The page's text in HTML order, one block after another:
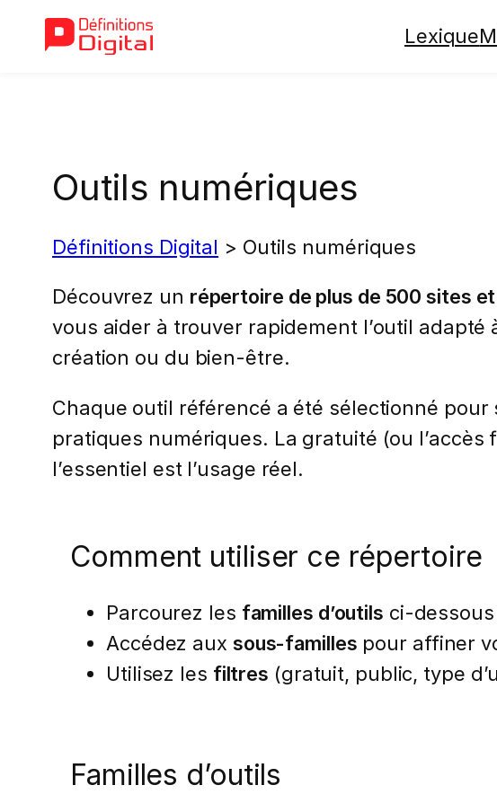
Lexique
Outils numériques
Définitions Digital > Outils numériques
Découvrez un répertoire de plus de 500 sites
vous aider à trouver rapidement l’outil
création ou du bien-être.
Chaque outil référencé a été sélectionné pour
pratiques numériques. La gratuité (ou l’accès
l’essentiel est l’usage réel.
Comment utiliser ce répertoire
Parcourez les familles d’outils ci-
Accédez aux sous-familles pour affiner
Utilisez les filtres (gratuit, public, type
Familles d’outils